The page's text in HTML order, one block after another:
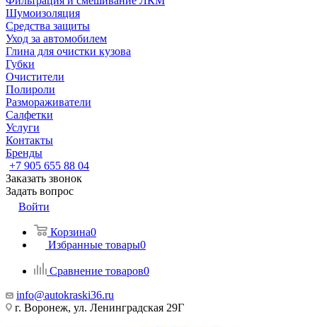
Шумоизоляция
Средства защиты
Уход за автомобилем
Глина для очистки кузова
Губки
Очистители
Полироли
Размораживатели
Салфетки
Услуги
Контакты
Бренды
+7 905 655 88 04
Заказать звонок
Задать вопрос
Войти
Корзина0
Избранные товары0
Сравнение товаров0
info@autokraski36.ru
г. Воронеж, ул. Ленинградская 29Г